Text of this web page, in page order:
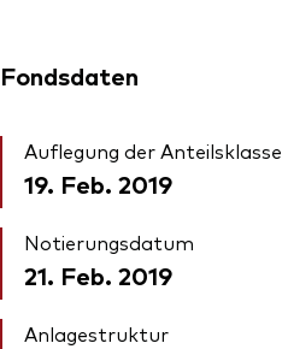
Fondsdaten
Auflegung der Anteilsklasse
19. Feb. 2019
Notierungsdatum
21. Feb. 2019
Anlagestruktur